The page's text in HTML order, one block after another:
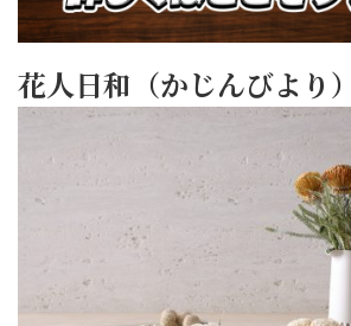
花人日和（かじんびより）